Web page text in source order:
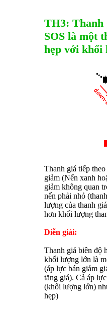
TH3: Thanh
SOS là một
hẹp với khối
Thanh giá tiếp
giảm (Nến xanh
giảm không quan
nến phải nhỏ
lượng của thanh
hơn khối lượng
Diễn giải:
Thanh giá biên độ
khối lượng lớn là
(áp lực bán giảm
tăng giá). Cả áp
(khối lượng lớn)
hẹp)